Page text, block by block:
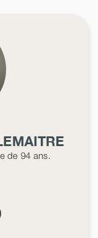
de 94 ans.